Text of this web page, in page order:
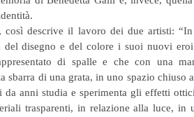
così descrive il lavoro dei due artisti:
del disegno e del colore i suoi nuovi
di spalle e che con una
sbarra di una grata, in uno spazio chiuso
da anni studia e sperimenta gli effetti
trasparenti, in relazione alla luce, in